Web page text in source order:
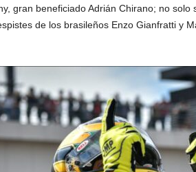
gran beneficiado Adrián Chirano; no
de los brasileños Enzo Gianfratti y